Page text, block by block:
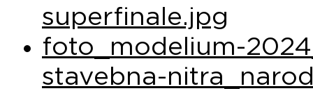
superfinale.jpg
foto_modelium-
stavebna-